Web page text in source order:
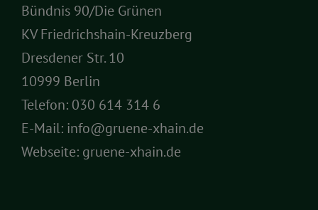
Bündnis 90/Die Grünen
KV Friedrichshain-Kreuzberg
Dresdener Str. 10
10999 Berlin
Telefon: 030 614 314 6
E-Mail: info@gruene-xhain.de
Webseite: gruene-xhain.de